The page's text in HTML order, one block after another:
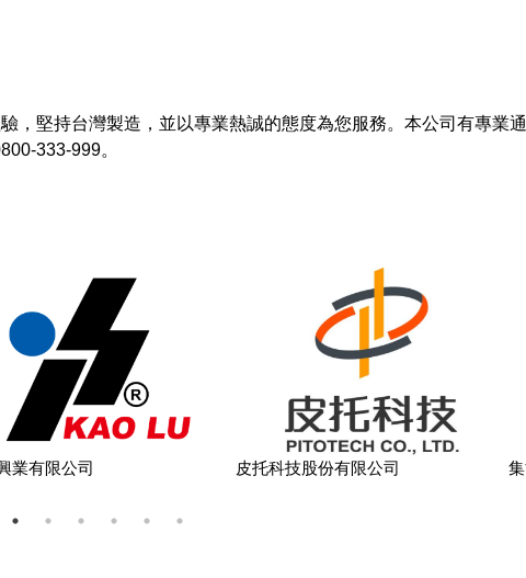
堅持台灣製造，並以專業熱誠的態度為您服務。本公司有專業
業有限公司 皮托科技股份有限公司